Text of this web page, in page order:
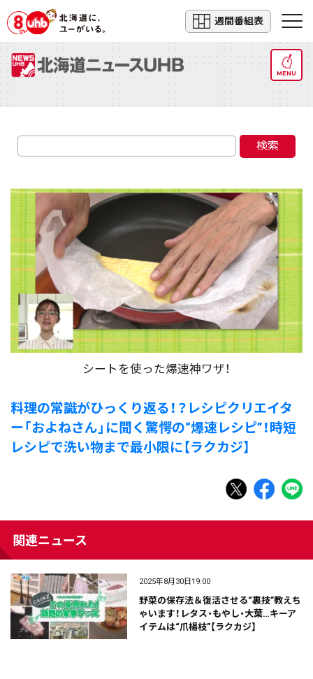
週間番組表
MENU
検索
シートを使った爆速神ワザ！
料理の常識がひっくり返る！？レシピクリエイタ
ー「およねさん」に聞く驚愕の“爆速レシピ”！時短
レシピで洗い物まで最小限に【ラクカジ】
関連ニュース
2025年8月30日19:00
野菜の保存法＆復活させる“裏技”教えち
ゃいます！レタス・もやし・大葉…キーア
イテムは“爪楊枝”【ラクカジ】